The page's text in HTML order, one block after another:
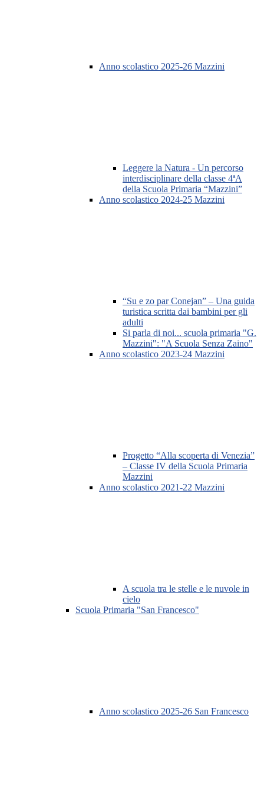
Anno scolastico 2025-26 Mazzini
Leggere la Natura - Un percorso
interdisciplinare della classe 4ªA
della Scuola Primaria “Mazzini”
Anno scolastico 2024-25 Mazzini
“Su e zo par Conejan” – Una guida
turistica scritta dai bambini per gli
adulti
Si parla di noi... scuola primaria "G.
Mazzini": "A Scuola Senza Zaino"
Anno scolastico 2023-24 Mazzini
Progetto “Alla scoperta di Venezia”
– Classe IV della Scuola Primaria
Mazzini
Anno scolastico 2021-22 Mazzini
A scuola tra le stelle e le nuvole in
cielo
Scuola Primaria "San Francesco"
Anno scolastico 2025-26 San Francesco